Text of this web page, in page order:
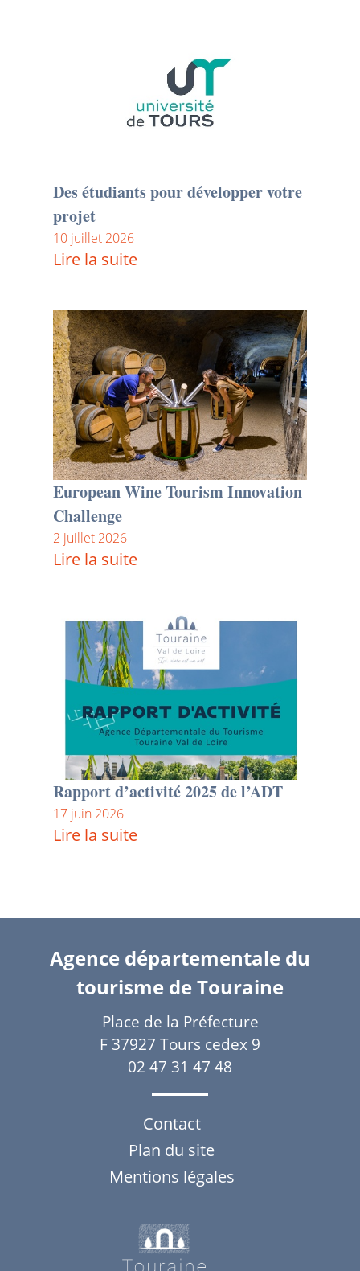
Des étudiants pour développer votre
projet
10 juillet 2026
Lire la suite
European Wine Tourism Innovation
Challenge
2 juillet 2026
Lire la suite
Rapport d’activité 2025 de l’ADT
17 juin 2026
Lire la suite
Agence départementale du
tourisme de Touraine
Place de la Préfecture
F 37927 Tours cedex 9
02 47 31 47 48
Contact
Plan du site
Mentions légales